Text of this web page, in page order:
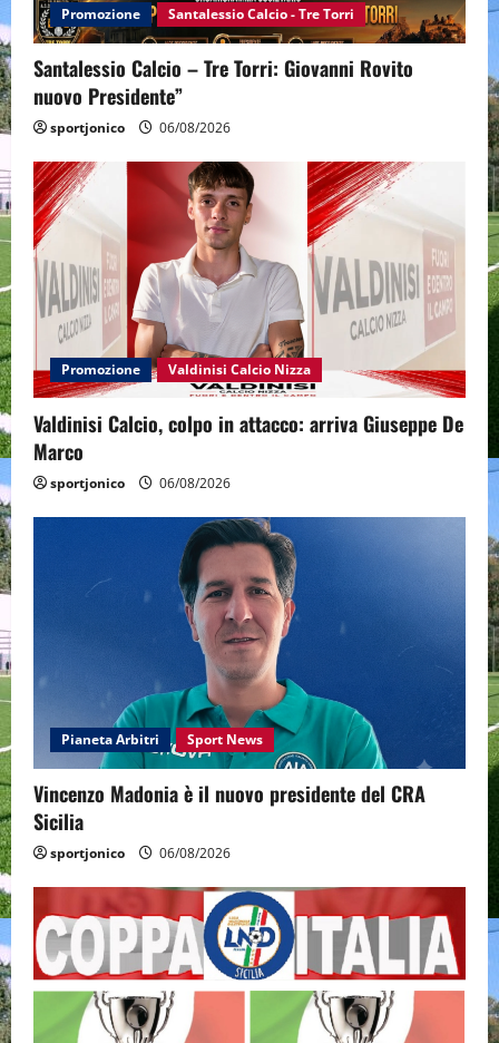
Promozione Santalessio Calcio - Tre Torri
Santalessio Calcio – Tre Torri: Giovanni Rovito
nuovo Presidente”
sportjonico 06/08/2026
Promozione Valdinisi Calcio Nizza
Valdinisi Calcio, colpo in attacco: arriva Giuseppe De
Marco
sportjonico 06/08/2026
Pianeta Arbitri Sport News
Vincenzo Madonia è il nuovo presidente del CRA
Sicilia
sportjonico 06/08/2026